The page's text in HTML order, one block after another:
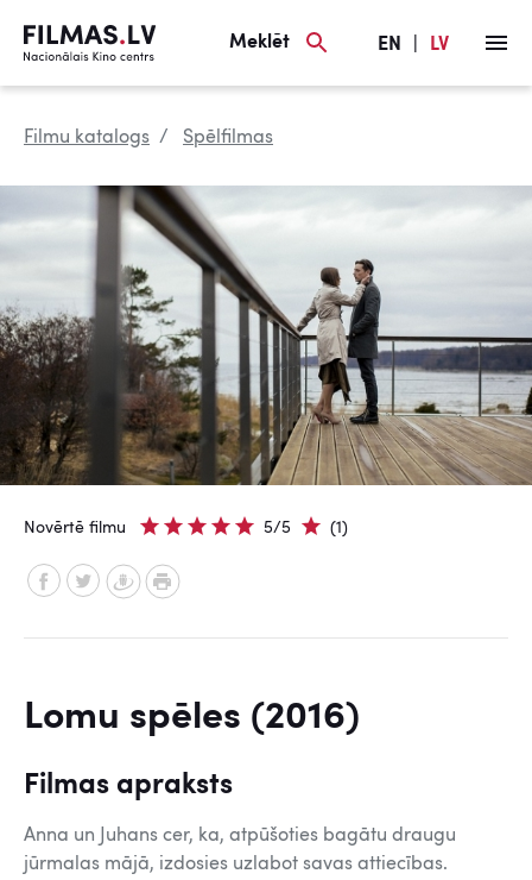
Meklēt EN LV
Filmu katalogs Spēlfilmas
Novērtē filmu 5/5 (1)
Lomu spēles (2016)
Filmas apraksts
Anna un Juhans cer, ka, atpūšoties bagātu draugu
jūrmalas mājā, izdosies uzlabot savas attiecības.